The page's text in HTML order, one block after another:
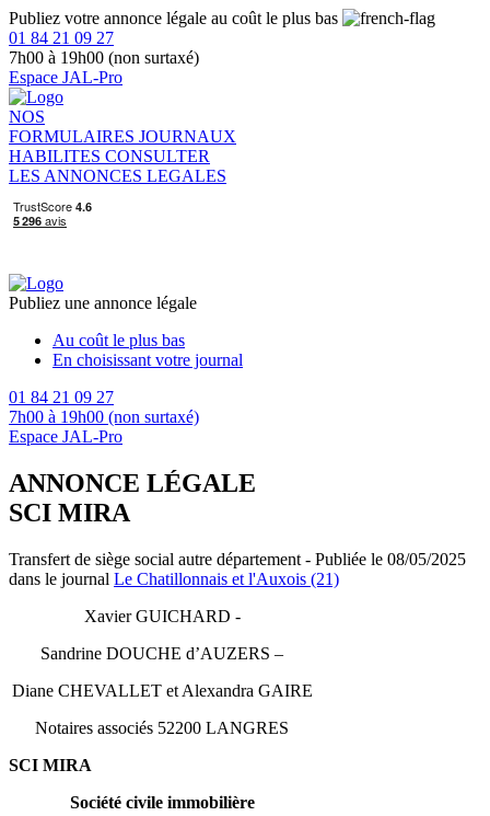
Publiez votre annonce légale au coût le plus bas
01 84 21 09 27
7h00 à 19h00 (non surtaxé)
Espace JAL-Pro
NOS
FORMULAIRES JOURNAUX
HABILITES CONSULTER
LES ANNONCES LEGALES
Publiez une annonce légale
Au coût le plus bas
En choisissant votre journal
01 84 21 09 27
7h00 à 19h00 (non surtaxé)
Espace JAL-Pro
ANNONCE LÉGALE
SCI MIRA
Transfert de siège social autre département - Publiée le 08/05/2025
dans le journal Le Chatillonnais et l'Auxois (21)
Xavier GUICHARD -
Sandrine DOUCHE d’AUZERS –
Diane CHEVALLET et Alexandra GAIRE
Notaires associés 52200 LANGRES
SCI MIRA
Société civile immobilière